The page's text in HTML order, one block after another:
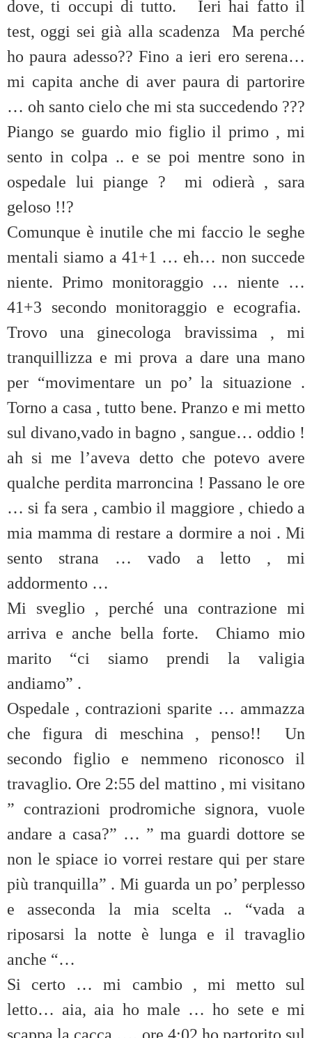
dove, ti occupi di tutto. Ieri hai fatto il
test, oggi sei già alla scadenza Ma perché
ho paura adesso?? Fino a ieri ero serena…
mi capita anche di aver paura di partorire
… oh santo cielo che mi sta succedendo ???
Piango se guardo mio figlio il primo , mi
sento in colpa .. e se poi mentre sono in
ospedale lui piange ? mi odierà , sara
geloso !!?
Comunque è inutile che mi faccio le seghe
mentali siamo a 41+1 … eh… non succede
niente. Primo monitoraggio … niente …
41+3 secondo monitoraggio e ecografia.
Trovo una ginecologa bravissima , mi
tranquillizza e mi prova a dare una mano
per “movimentare un po’ la situazione .
Torno a casa , tutto bene. Pranzo e mi metto
sul divano,vado in bagno , sangue… oddio !
ah si me l’aveva detto che potevo avere
qualche perdita marroncina ! Passano le ore
… si fa sera , cambio il maggiore , chiedo a
mia mamma di restare a dormire a noi . Mi
sento strana … vado a letto , mi
addormento …
Mi sveglio , perché una contrazione mi
arriva e anche bella forte. Chiamo mio
marito “ci siamo prendi la valigia
andiamo” .
Ospedale , contrazioni sparite … ammazza
che figura di meschina , penso!! Un
secondo figlio e nemmeno riconosco il
travaglio. Ore 2:55 del mattino , mi visitano
” contrazioni prodromiche signora, vuole
andare a casa?” … ” ma guardi dottore se
non le spiace io vorrei restare qui per stare
più tranquilla” . Mi guarda un po’ perplesso
e asseconda la mia scelta .. “vada a
riposarsi la notte è lunga e il travaglio
anche “…
Si certo … mi cambio , mi metto sul
letto… aia, aia ho male … ho sete e mi